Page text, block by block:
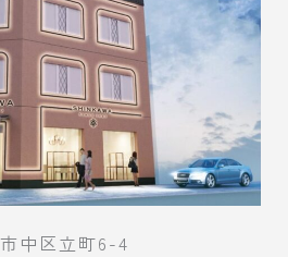
中区立町6-4